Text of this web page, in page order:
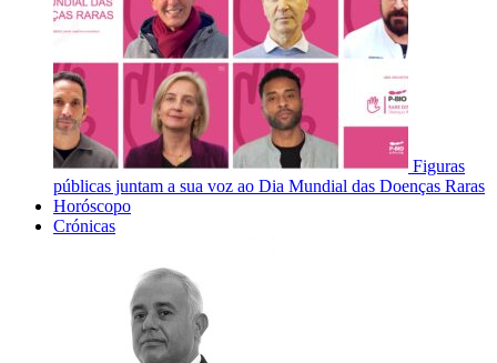
Figuras
públicas juntam a sua voz ao Dia Mundial das Doenças Raras
Horóscopo
Crónicas